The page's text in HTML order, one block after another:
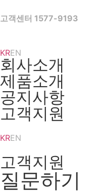
to
고객센터 1577-9193
KREN
회사소개
제품소개
공지사항
고객지원
KREN
고객지원
질문하기